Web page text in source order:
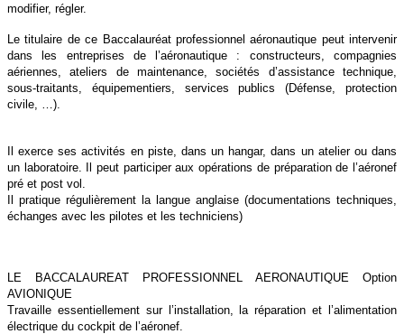
modifier, régler.
Le titulaire de ce Baccalauréat professionnel aéronautique peut intervenir
dans les entreprises de l’aéronautique : constructeurs, compagnies
aériennes, ateliers de maintenance, sociétés d’assistance technique,
sous-traitants, équipementiers, services publics (Défense, protection
civile, …).
Il exerce ses activités en piste, dans un hangar, dans un atelier ou dans
un laboratoire. Il peut participer aux opérations de préparation de l’aéronef
pré et post vol.
Il pratique régulièrement la langue anglaise (documentations techniques,
échanges avec les pilotes et les techniciens)
LE BACCALAUREAT PROFESSIONNEL AERONAUTIQUE Option
AVIONIQUE
Travaille essentiellement sur l’installation, la réparation et l’alimentation
électrique du cockpit de l’aéronef.